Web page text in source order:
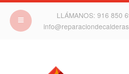
LLÁMANOS: 916 850